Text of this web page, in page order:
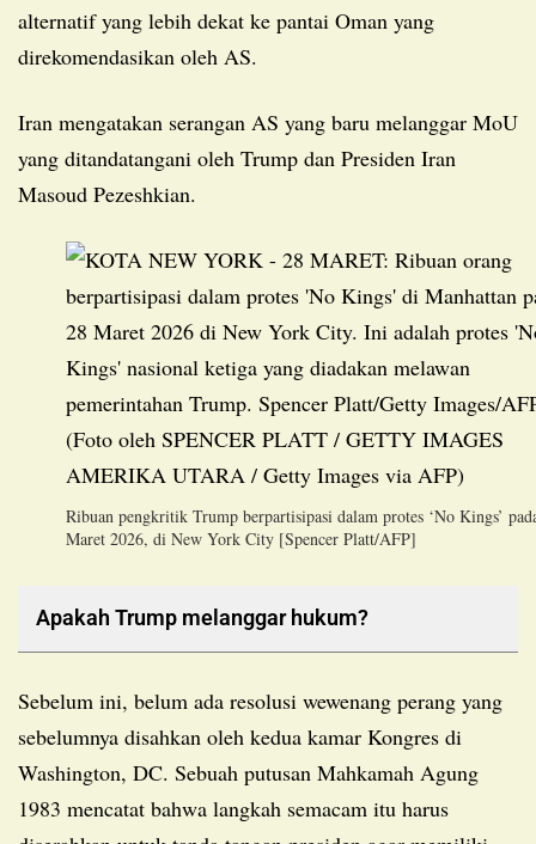
alternatif yang lebih dekat ke pantai Oman yang
direkomendasikan oleh AS.
Iran mengatakan serangan AS yang baru melanggar MoU
yang ditandatangani oleh Trump dan Presiden Iran
Masoud Pezeshkian.
Ribuan pengkritik Trump berpartisipasi dalam protes ‘No Kings’
Maret 2026, di New York City [Spencer Platt/AFP]
Apakah Trump melanggar hukum?
Sebelum ini, belum ada resolusi wewenang perang yang
sebelumnya disahkan oleh kedua kamar Kongres di
Washington, DC. Sebuah putusan Mahkamah Agung
1983 mencatat bahwa langkah semacam itu harus